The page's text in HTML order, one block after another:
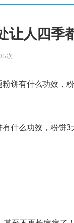
让人四季
次
饼有什么功效，
什么功效，粉饼